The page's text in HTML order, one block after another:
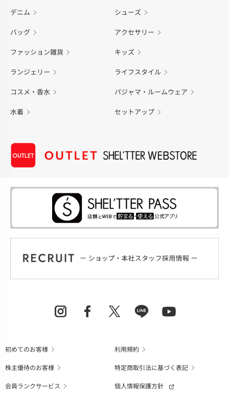
デニム シューズ
バッグ アクセサリー
ファッション雑貨 キッズ
ランジェリー ライフスタイル
コスメ・香水 パジャマ・ルームウェア
水着 セットアップ
初めてのお客様
利用規約
株主優待のお客様
特定商取引法に基づく表記
会員ランクサービス
個人情報保護方針